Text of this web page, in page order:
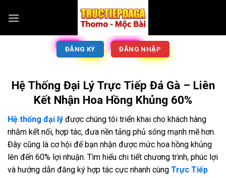
ĐĂNG KÝ ĐĂNG NHẬP
Hệ Thống Đại Lý Trực Tiếp Đá Gà – Liên
Kết Nhận Hoa Hồng Khủng 60%
Hệ thống đại lý được chúng tôi triển khai cho khách hàng
nhằm kết nối, hợp tác, đưa nền tảng phủ sóng mạnh mẽ hơn.
Đây cũng là cơ hội để bạn nhận được mức hoa hồng khủng
lên đến 60% lợi nhuận. Tìm hiểu chi tiết chương trình, phúc lợi
và hướng dẫn đăng ký hợp tác cực nhanh cùng Trực Tiếp